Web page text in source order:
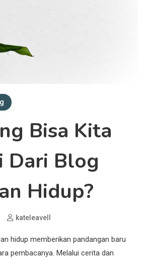
Bisa Kita
Dari Blog
Hidup?
kateleavell
hidup memberikan pandangan baru
pembacanya. Melalui cerita dan